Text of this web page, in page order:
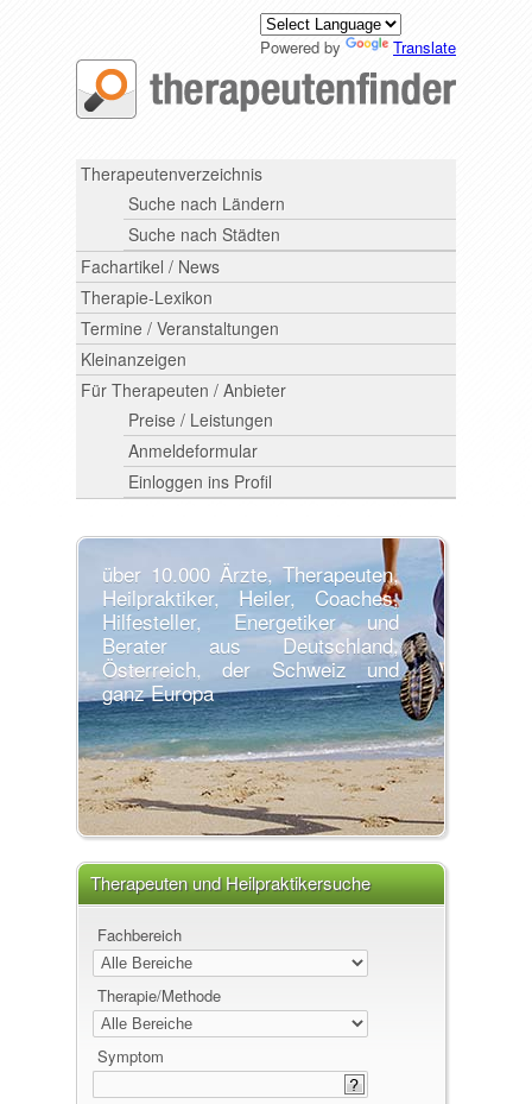
Powered by Translate
Therapeutenverzeichnis
Suche nach Ländern
Suche nach Städten
Fachartikel / News
Therapie-Lexikon
Termine / Veranstaltungen
Kleinanzeigen
Für Therapeuten / Anbieter
Preise / Leistungen
Anmeldeformular
Einloggen ins Profil
über 10.000 Ärzte, Therapeuten,
Heilpraktiker, Heiler, Coaches,
Hilfesteller, Energetiker und
Berater aus Deutschland,
Österreich, der Schweiz und
ganz Europa
Therapeuten und Heilpraktikersuche
Fachbereich
Therapie/Methode
Symptom